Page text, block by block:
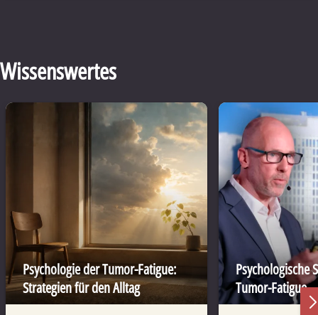
Wissenswertes
Psychologie der Tumor-Fatigue:
Strategien für den Alltag
Psycho­logische
Tumor-Fatigue